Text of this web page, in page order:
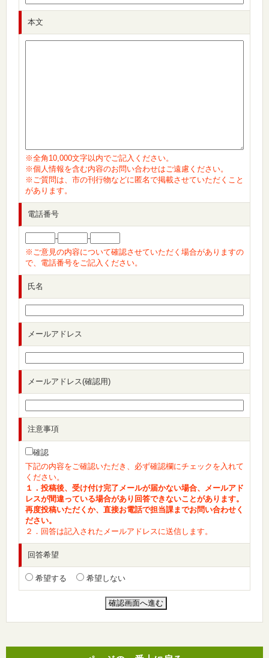
本文
※全角10,000文字以内でご記入ください。
※個人情報を含む内容のお問い合わせはご遠慮ください。
※ご質問は、市の刊行物などに匿名で掲載させていただくこと
があります。
電話番号
-
-
※ご意見の内容について確認させていただく場合がありますの
で、電話番号をご記入ください。
氏名
メールアドレス
メールアドレス(確認用)
注意事項
確認
下記の内容をご確認いただき、必ず確認欄にチェックを入れて
ください。
１．投稿後、受け付け完了メールが届かない場合、メールアド
レスが間違っている場合があり回答できないことがあります。
再度投稿いただくか、直接お電話で担当課までお問い合わせく
ださい。
２．回答は記入されたメールアドレスに送信します。
回答希望
希望する 希望しない